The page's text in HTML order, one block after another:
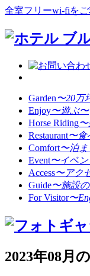
全室フリーwi-fiをご
Garden〜20万
Enjoy〜遊ぶ〜
Horse Riding
Restaurant〜食
Comfort〜泊
Event〜イベ
Access〜アク
Guide〜施設
For Visitor〜
2023年08月